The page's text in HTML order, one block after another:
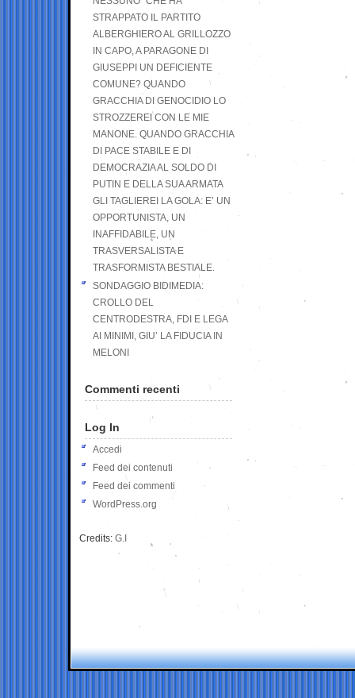
STRAPPATO IL PARTITO
ALBERGHIERO AL GRILLOZZO
IN CAPO, A PARAGONE DI
GIUSEPPI UN DEFICIENTE
COMUNE? QUANDO
GRACCHIA DI GENOCIDIO LO
STROZZEREI CON LE MIE
MANONE. QUANDO GRACCHIA
DI PACE STABILE E DI
DEMOCRAZIA AL SOLDO DI
PUTIN E DELLA SUA ARMATA
GLI TAGLIEREI LA GOLA: E’ UN
OPPORTUNISTA, UN
INAFFIDABILE, UN
TRASVERSALISTA E
TRASFORMISTA BESTIALE.
SONDAGGIO BIDIMEDIA:
CROLLO DEL
CENTRODESTRA, FDI E LEGA
AI MINIMI, GIU’ LA FIDUCIA IN
MELONI
Commenti recenti
Log In
Accedi
Feed dei contenuti
Feed dei commenti
WordPress.org
Credits: G.I